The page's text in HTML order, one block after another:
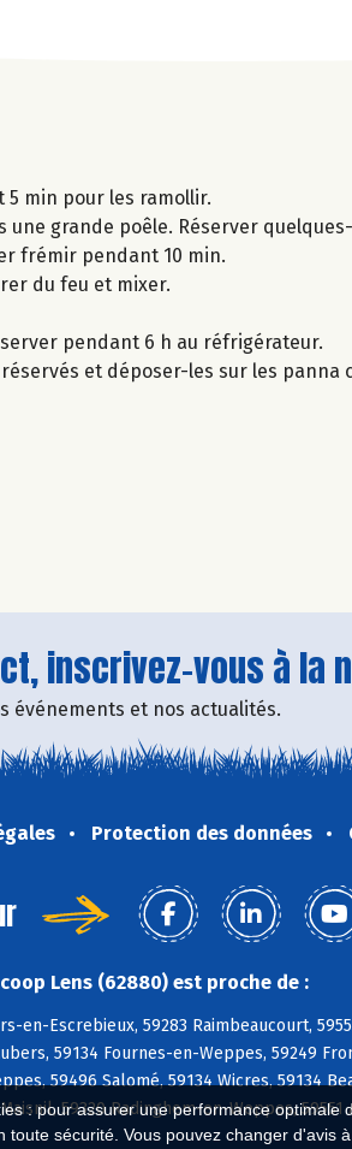
: pour assurer une performance
sécurité. Vous pouvez changer d'avis
min pour les ramollir.
grande poêle. Réserver
frémir pendant 10 min.
du feu et mixer.
pendant 6 h au réfrigérateur.
et déposer-les sur les panna
inscrivez-vous à la
événements et nos actualités.
Protection des données
Lens (62880) est proche de :
en-Escrebieux, 59283 Raimbeaucourt,
59134 Fournes-en-Weppes, 59249
59496 Salomé, 59134 Wicres, 59134
59320 Radinghem-en-Weppes,